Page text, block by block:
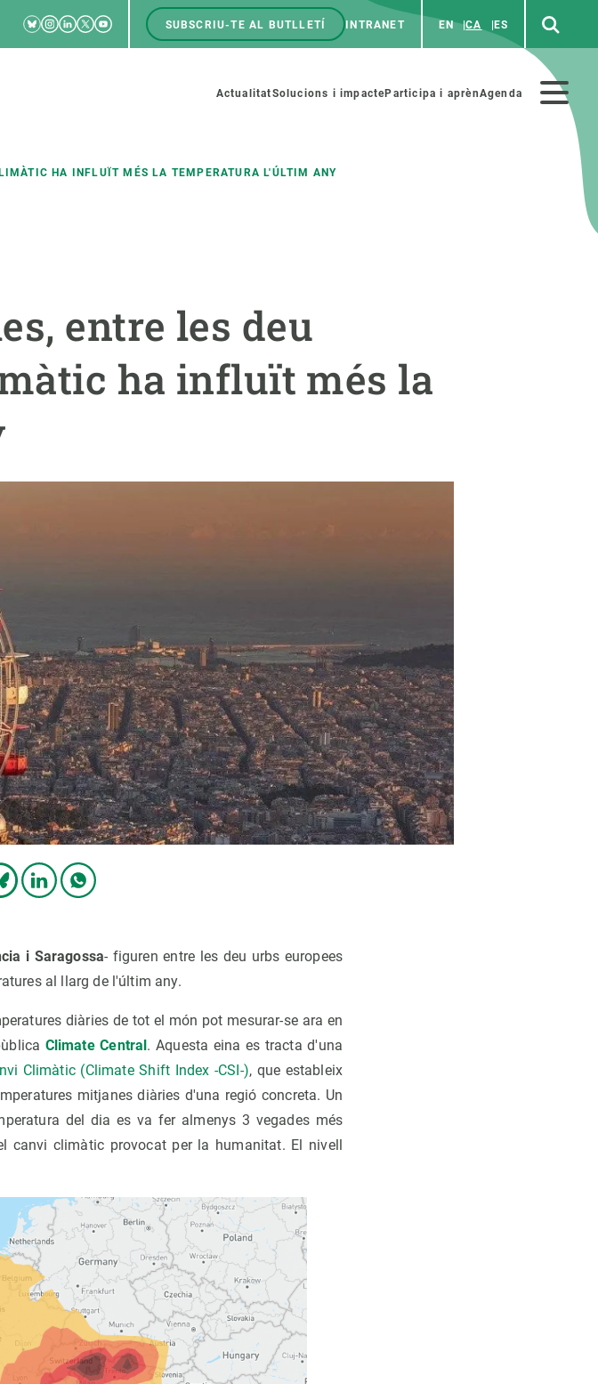
RRSS
Bluesky
Instagram
Linkedin
TwitterYoutube
Menú
SUBSCRIU-TE AL BUTLLETÍ INTRANET EN CA ES
Menú
secundario
ActualitatSolucions i impacteParticipa i aprènAgenda
HA INFLUÏT MÉS LA TEMPERATURA L'ÚLTIM ANY
entre les deu
ha influït més la
i Saragossa- figuren entre les deu urbs europees
al llarg de l'últim any.
diàries de tot el món pot mesurar-se ara en
Climate Central. Aquesta eina es tracta d'una
Climàtic (Climate Shift Index -CSI-), que estableix
mitjanes diàries d'una regió concreta. Un
del dia es va fer almenys 3 vegades més
canvi climàtic provocat per la humanitat. El nivell
acadèmiques
Demana la teva MSCA-PF
Demana la teva beca ERC
Vine de visitant o sabàtic
de bones pràctiques HRS4R
Fes ciència amb nosaltres
COL·LABORA Notícies